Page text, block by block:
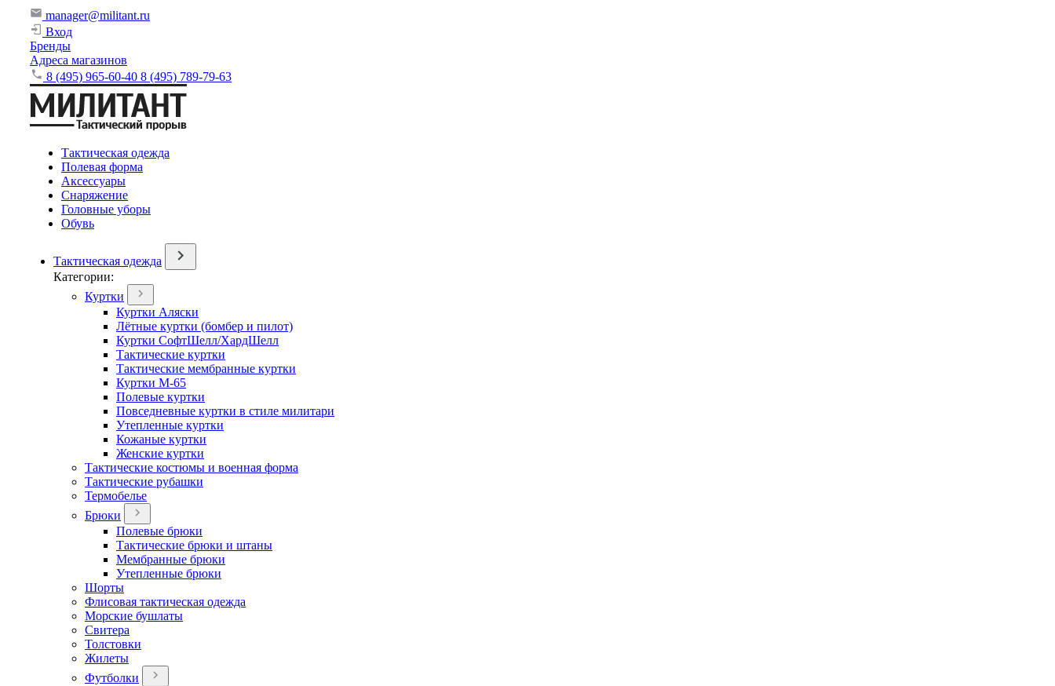
manager@militant.ru
Вход
Бренды
Адреса магазинов
8 (495) 965-60-40 8 (495) 789-79-63
Тактическая одежда
Полевая форма
Аксессуары
Снаряжение
Головные уборы
Обувь
Тактическая одежда
Категории:
Куртки
Куртки Аляски
Лётные куртки (бомбер и пилот)
Куртки СофтШелл/ХардШелл
Тактические куртки
Тактические мембранные куртки
Куртки М-65
Полевые куртки
Повседневные куртки в стиле милитари
Утепленные куртки
Кожаные куртки
Женские куртки
Тактические костюмы и военная форма
Тактические рубашки
Термобелье
Брюки
Полевые брюки
Тактические брюки и штаны
Мембранные брюки
Утепленные брюки
Шорты
Флисовая тактическая одежда
Морские бушлаты
Свитера
Толстовки
Жилеты
Футболки